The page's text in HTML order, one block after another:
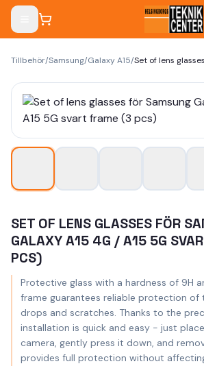
Tillbehör/Samsung/Galaxy A15/
SET OF LENS GLASSES FÖR
GALAXY A15 4G / A15 5G
PCS)
Protective glass with a hardness of 9H
frame guarantees reliable protection of
drops and scratches. Thanks to the
installation is quick and easy - just
camera, gently press it down, and
provides full protection without